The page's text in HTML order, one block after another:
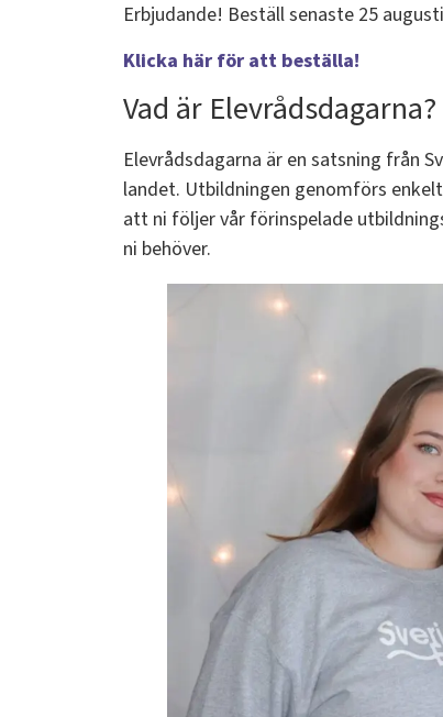
Erbjudande! Beställ senaste 25
Klicka här för att beställa!
Vad är Elevrådsdagarna?
Elevrådsdagarna är en satsning från
landet. Utbildningen genomförs
att ni följer vår förinspelade
ni behöver.